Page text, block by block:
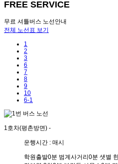
FREE SERVICE
무료 셔틀버스 노선안내
전체 노선표 보기
1
2
3
6
7
8
9
10
6-1
1호차(평촌방면) -
운행시간 : 매시
학원출발0분 범계사거리 0분 샛별